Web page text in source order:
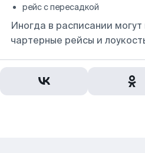
рейс с пересадкой
Иногда в расписании могут
чартерные рейсы и